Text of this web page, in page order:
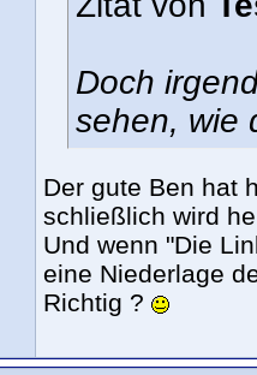
Doch
sehen, wie
Der gute Ben hat
schließlich wird
Und wenn "Die
eine Niederlage
Richtig ?